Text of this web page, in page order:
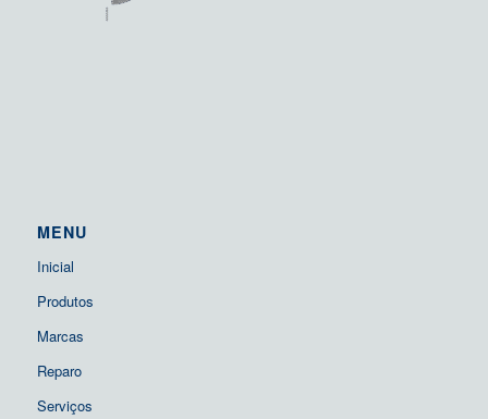
MENU
Inicial
Produtos
Marcas
Reparo
Serviços